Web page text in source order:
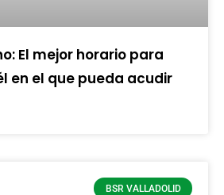
El mejor horario para
en el que pueda acudir
BSR VALLADOLID